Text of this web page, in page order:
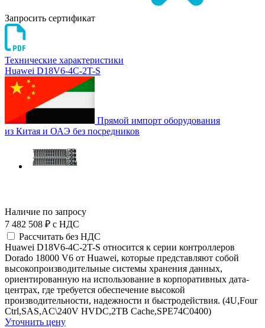
Запросить сертификат
Технические характеристики
Huawei D18V6-4C-2T-S
Прямой импорт оборудования
из Китая и ОАЭ без посредников
Наличие по запросу
7 482 508 ₽ с НДС
Рассчитать без НДС
Huawei D18V6-4C-2T-S относится к серии контроллеров
Dorado 18000 V6 от Huawei, которые представляют собой
высокопроизводительные системы хранения данных,
ориентированную на использование в корпоративных дата-
центрах, где требуется обеспечение высокой
производительности, надежности и быстродействия. (4U,Four
Ctrl,SAS,AC\240V HVDC,2TB Cache,SPE74C0400)
Уточнить цену